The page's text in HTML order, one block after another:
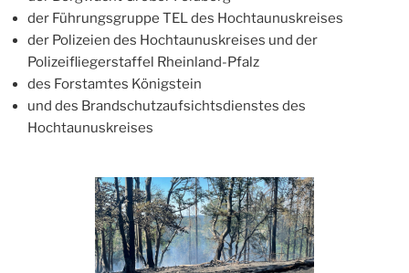
der Führungsgruppe TEL des Hochtaunuskreises
der Polizeien des Hochtaunuskreises und der
Polizeifliegerstaffel Rheinland-Pfalz
des Forstamtes Königstein
und des Brandschutzaufsichtsdienstes des
Hochtaunuskreises